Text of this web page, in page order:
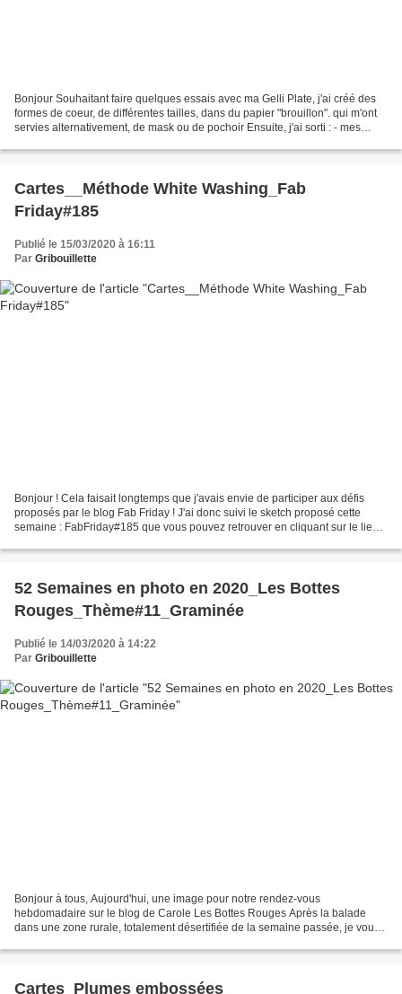
Bonjour Souhaitant faire quelques essais avec ma Gelli Plate, j'ai créé des
formes de coeur, de différentes tailles, dans du papier "brouillon". qui m'ont
servies alternativement, de mask ou de pochoir Ensuite, j'ai sorti : - mes
Cartes__Méthode White Washing_Fab
Friday#185
Publié le 15/03/2020 à 16:11
Par Gribouillette
Bonjour ! Cela faisait longtemps que j'avais envie de participer aux défis
proposés par le blog Fab Friday ! J'ai donc suivi le sketch proposé cette
semaine : FabFriday#185 que vous pouvez retrouver en cliquant sur le lien
friday-185.html...
52 Semaines en photo en 2020_Les Bottes
Rouges_Thème#11_Graminée
Publié le 14/03/2020 à 14:22
Par Gribouillette
Bonjour à tous, Aujourd'hui, une image pour notre rendez-vous
hebdomadaire sur le blog de Carole Les Bottes Rouges Après la balade
dans une zone rurale, totalement désertifiée de la semaine passée, je vous
Cartes_Plumes embossées